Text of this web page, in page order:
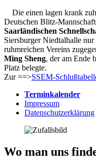
Die einen lagen krank
Deutschen Blitz-
Saarländischen
Siersburger Niedtalhalle
ruhmreichen Vereins
Ming Sheng, der am Ende
Platz belegte.
Zur ==>SSEM-
Terminkalender
Impressum
Datenschutzerklärung
Wo man uns